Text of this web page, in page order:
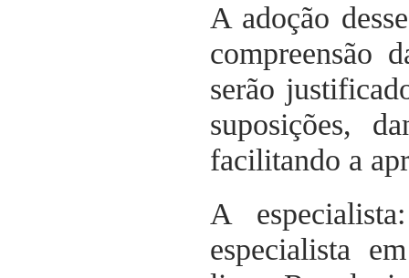
A adoção
compreensão
serão
suposições,
facilitando a
A
especialista